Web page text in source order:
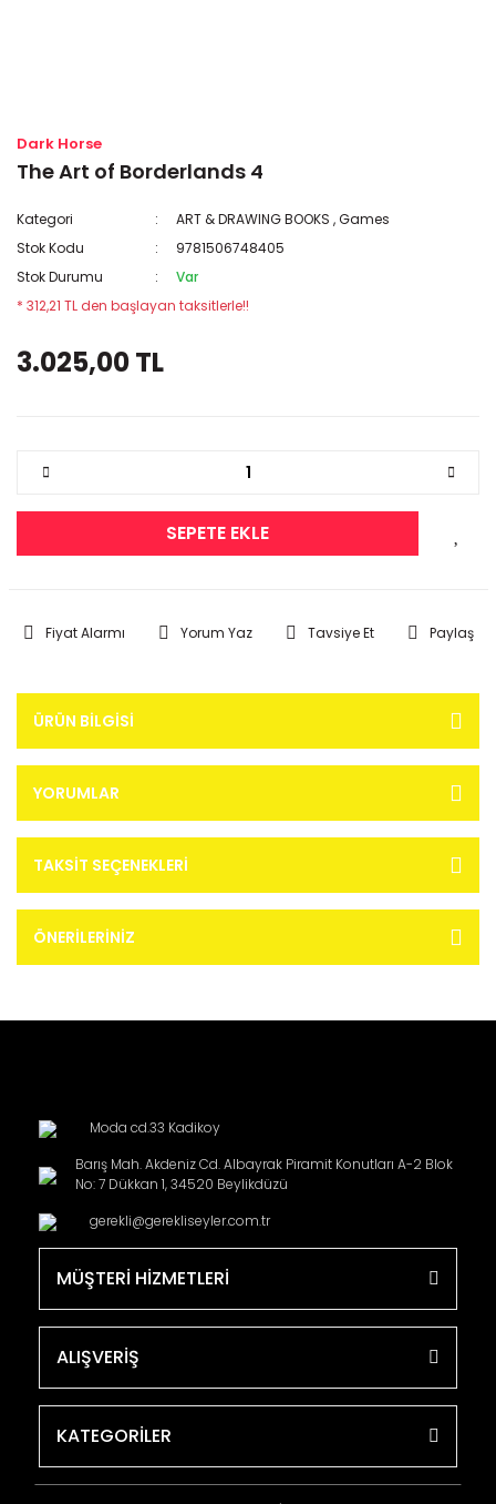
Dark Horse
The Art of Borderlands 4
Kategori ART & DRAWING BOOKS ,Games
Stok Kodu
9781506748405
Stok Durumu
Var
* 312,21 TL den başlayan taksitlerle!!
3.025,00 TL
SEPETE EKLE
Fiyat Alarmı Yorum Yaz Tavsiye Et Paylaş
ÜRÜN BILGISI
YORUMLAR
TAKSIT SEÇENEKLERI
ÖNERILERINIZ
Moda cd.33 Kadikoy
Barış Mah. Akdeniz Cd. Albayrak Piramit Konutları A-2 Blok
No: 7 Dükkan 1, 34520 Beylikdüzü
gerekli@gerekliseyler.com.tr
MÜŞTERİ HİZMETLERİ
ALIŞVERİŞ
KATEGORİLER